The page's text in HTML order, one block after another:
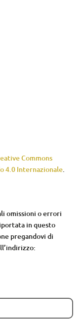
Commons
4.0 Internazionale.
omissioni o errori
in questo
pregandovi di